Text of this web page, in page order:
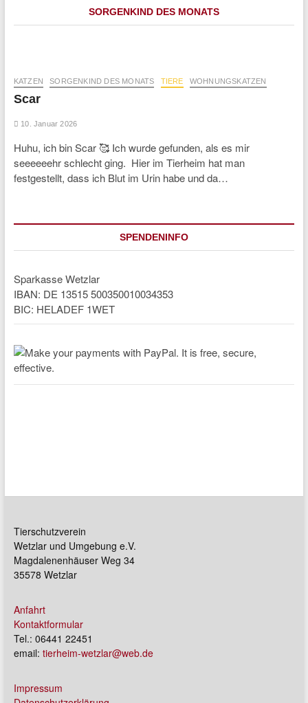
SORGENKIND DES MONATS
KATZEN SORGENKIND DES MONATS TIERE WOHNUNGSKATZEN
Scar
10. Januar 2026
Huhu, ich bin Scar 🥰 Ich wurde gefunden, als es mir
seeeeeehr schlecht ging. Hier im Tierheim hat man
festgestellt, dass ich Blut im Urin habe und da…
SPENDENINFO
Sparkasse Wetzlar
IBAN: DE 13515 500350010034353
BIC: HELADEF 1WET
Tierschutzverein
Wetzlar und Umgebung e.V.
Magdalenenhäuser Weg 34
35578 Wetzlar
Anfahrt
Kontaktformular
Tel.: 06441 22451
email: tierheim-wetzlar@web.de
Impressum